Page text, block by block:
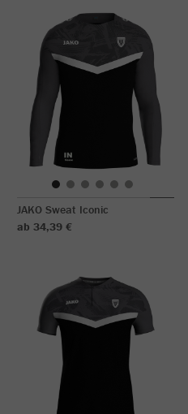
JAKO Sweat Iconic
ab 34,39 €